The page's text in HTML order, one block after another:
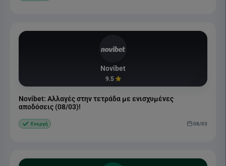
Novibet
9.5
Novibet: Αλλαγές στην τετράδα με ενισχυμένες
αποδόσεις (08/03)!
Ενεργή 08/03